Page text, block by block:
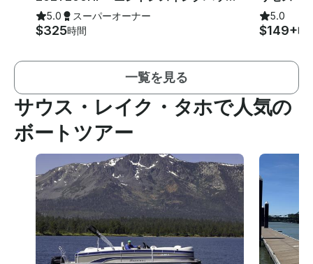
5.0 スーパーオーナー
$325時間
5.0
$149+時
一覧を見る
サウス・レイク・タホで人気の
ボートツアー